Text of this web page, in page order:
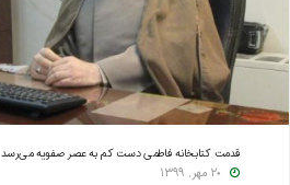
قدمت کتابخانه فاطمی دست کم به عصر صفویه می‌رسد
۲۰ مهر, ۱۳۹۹